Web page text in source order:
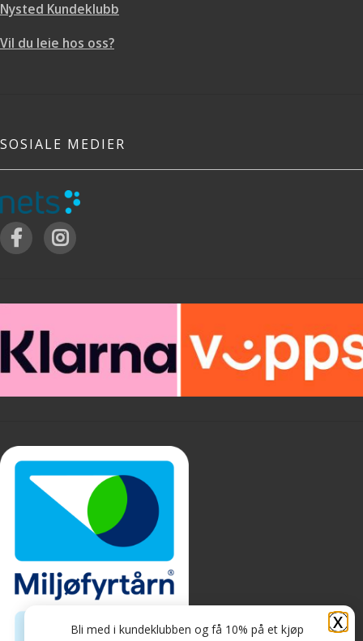
Nysted Kundeklubb
Vil du leie hos oss?
SOSIALE MEDIER
X
Bli med i kundeklubben og få 10% på et kjøp